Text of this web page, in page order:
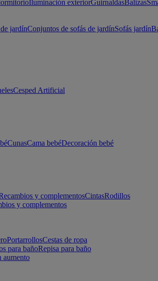
Iluminación exteriorGuirnaldasBalizas
jardínConjuntos de sofás de jardínSofás jardín
Cesped Artificial
CunasCama bebéDecoración bebé
y complementosCintasRodillos
y complementos
PortarrollosCestas de ropa
para bañoRepisa para baño
aumento